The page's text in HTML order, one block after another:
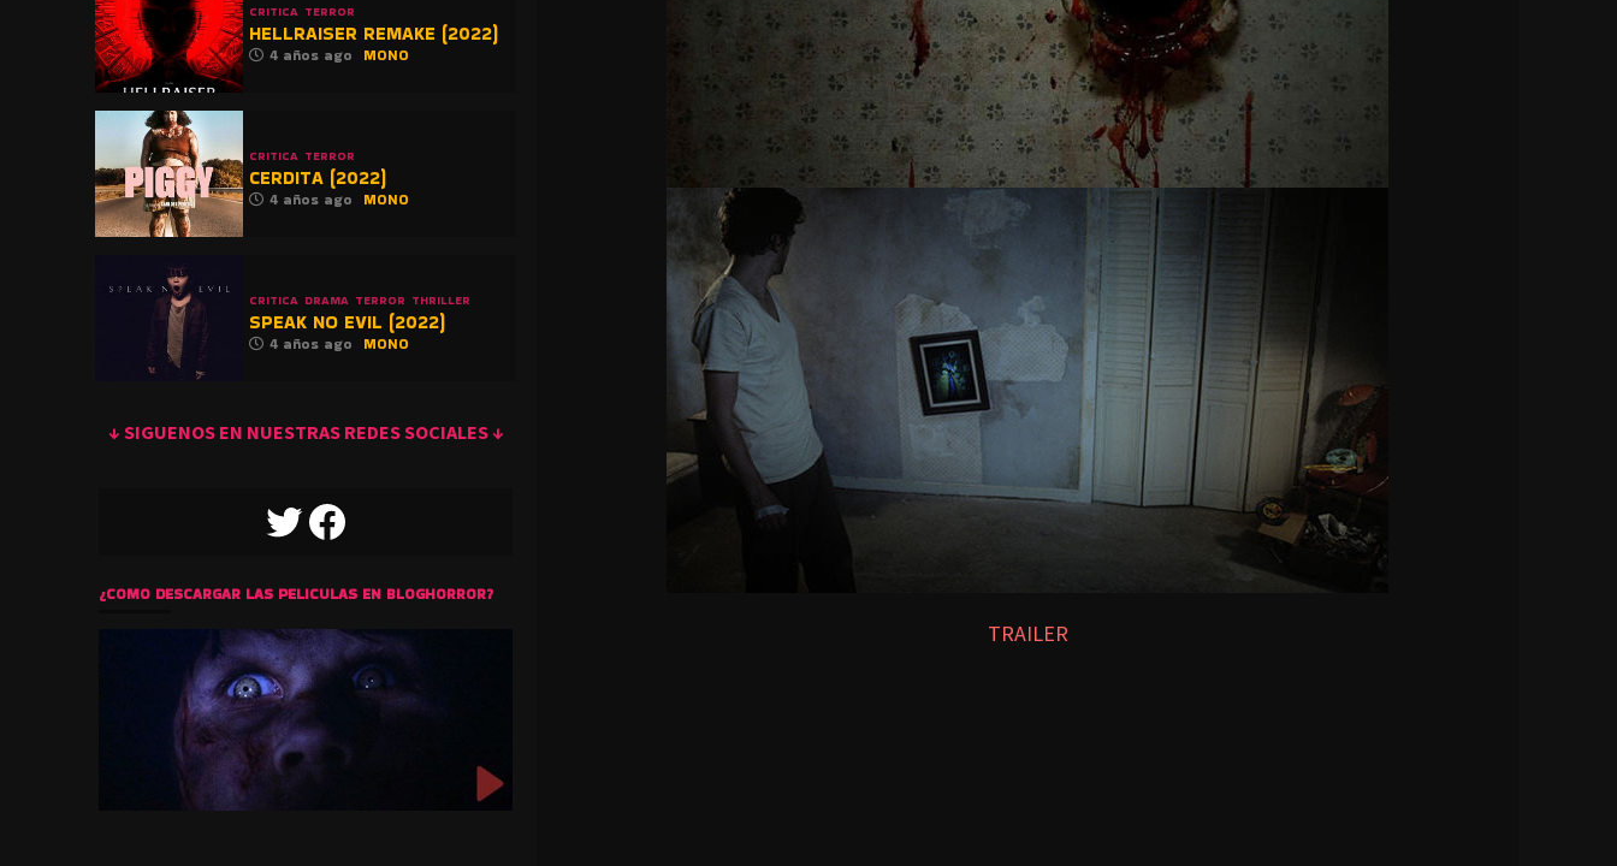
TRAILER
CRITICA TERROR
HELLRAISER REMAKE (2022)
4 años ago MONO
CRITICA TERROR
CERDITA (2022)
4 años ago MONO
CRITICA DRAMA TERROR THRILLER
SPEAK NO EVIL (2022)
4 años ago MONO
↓ SIGUENOS EN NUESTRAS REDES SOCIALES ↓
TWITTERFACEBOOK
¿COMO DESCARGAR LAS PELICULAS EN BLOGHORROR?